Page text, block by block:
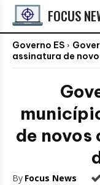
FOCUS
Governo ES
assinatura de
de novos
By Focus News